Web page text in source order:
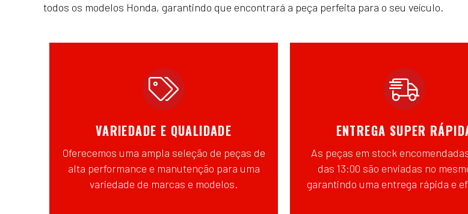
todos os modelos Honda, garantindo que encontrará a peça perfeita para o seu veículo.
VARIEDADE E QUALIDADE
Oferecemos uma ampla seleção de peças de
alta performance e manutenção para uma
variedade de marcas e modelos.
ENTREGA SUPER
As peças em stock
das 13:00 são enviadas no
garantindo uma entrega rápida e